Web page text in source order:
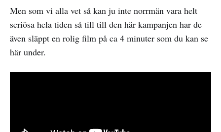
Men som vi alla vet så kan ju inte norrmän vara helt
seriösa hela tiden så till till den här kampanjen har de
även släppt en rolig film på ca 4 minuter som du kan se
här under.